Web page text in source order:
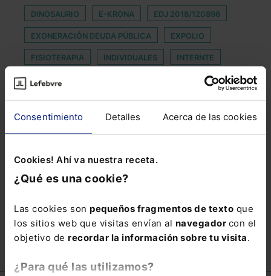
Consentimiento Detalles Acerca de las cookies
Cookies! Ahí va nuestra receta.
¿Qué es una cookie?
Las cookies son pequeños fragmentos de texto que
los sitios web que visitas envían al navegador con el
objetivo de recordar la información sobre tu visita.
¿Para qué las utilizamos?
DINOSAURIO E-KRONA EDJ 2018/120896
EXONERACIÓN DEUDA PÚBLICA EXPOLIO
FISIOTERAPIA INDIVIDUALES INTERNTE
OEDE
ORIGINAL PARTICIPE PLENO MUNICIPAL
PRINCIPIO ACUSATORIO RAZONES
REGISTRO DE MOROSOS REINO UNIDO
TRANSFRONTERIZO